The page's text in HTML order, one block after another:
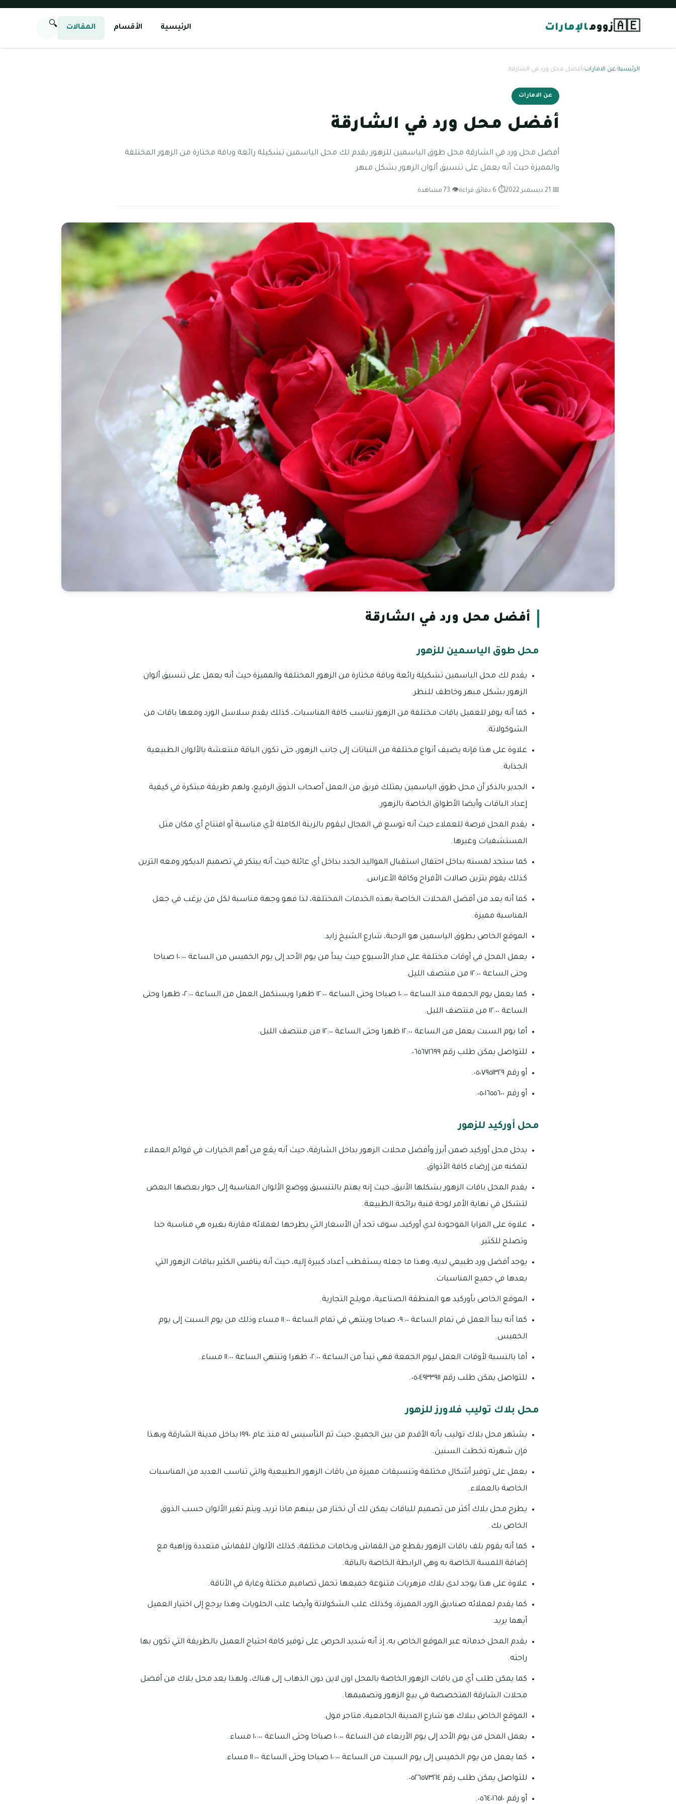
🇦🇪زوومالإمارات الرئيسية الأقسام المقالات 🔍
الرئيسية/عن الامارات/أفضل محل ورد في الشارقة
عن الامارات
أفضل محل ورد في الشارقة
أفضل محل ورد في الشارقة محل طوق الياسمين للزهور يقدم لك محل الياسمين تشكيلة رائعة وباقة مختارة من الزهور المختلفة
والمميزة حيث أنه يعمل على تنسيق ألوان الزهور بشكل مبهر
📅 21 ديسمبر 2022 ⏱ 6 دقائق قراءة 👁 73 مشاهدة
أفضل محل ورد في الشارقة
محل طوق الياسمين للزهور
يقدم لك محل الياسمين تشكيلة رائعة وباقة مختارة من الزهور المختلفة والمميزة حيث أنه يعمل على تنسيق ألوان
الزهور بشكل مبهر وخاطف للنظر.
كما أنه يوفر للعميل باقات مختلفة من الزهور تناسب كافة المناسبات، كذلك يقدم سلاسل الورد ومعها باقات من
الشوكولاتة.
علاوة على هذا فإنه يضيف أنواع مختلفة من النباتات إلى جانب الزهور، حتى تكون الباقة منتعشة بالألوان الطبيعية
الجذابة.
الجدير بالذكر أن محل طوق الياسمين يمتلك فريق من العمل أصحاب الذوق الرفيع، ولهم طريقة مبتكرة في كيفية
إعداد الباقات وأيضا الأطواق الخاصة بالزهور.
يقدم المحل فرصة للعملاء حيث أنه توسع في المجال ليقوم بالزينة الكاملة لأي مناسبة أو افتتاح أي مكان مثل
المستشفيات وغيرها.
كما ستجد لمسته بداخل احتفال استقبال المواليد الجدد بداخل أي عائلة حيث أنه يبتكر في تصميم الديكور ومعه التزين
كذلك يقوم بتزين صالات الأفراح وكافة الأعراس.
كما أنه يعد من أفضل المحلات الخاصة بهذه الخدمات المختلفة، لذا فهو وجهة مناسبة لكل من يرغب في جعل
المناسبة مميزة.
الموقع الخاص بطوق الياسمين هو الرحبة، شارع الشيخ زايد.
يعمل المحل في أوقات مختلفة على مدار الأسبوع حيث يبدأ من يوم الأحد إلى يوم الخميس من الساعة ١٠:٠٠ صباحا
وحتى الساعة ١٢:٠٠ من منتصف الليل.
كما يعمل يوم الجمعة منذ الساعة ١٠:٠٠ صباحا وحتى الساعة ١٢:٠٠ ظهرا ويستكمل العمل من الساعة ٠٢:٠٠ ظهرا وحتى
الساعة ١٢:٠٠ من منتصف الليل.
أما يوم السبت يعمل من الساعة ١٢:٠٠ ظهرا وحتى الساعة ١٢:٠٠ من منتصف الليل.
للتواصل يمكن طلب رقم ٠٦٥٦٧١٦٩٩.
أو رقم ٠٥٠٧٩٥١٣٢٩.
أو رقم ٠٥٠١٦٥٥٦٠٠.
محل أوركيد للزهور
يدخل محل أوركيد ضمن أبرز وأفضل محلات الزهور بداخل الشارقة، حيث أنه يقع من أهم الخيارات في قوائم العملاء
لتمكنه من إرضاء كافة الأذواق.
يقدم المحل باقات الزهور بشكلها الأنيق، حيث إنه يهتم بالتنسيق ووضع الألوان المناسبة إلى جوار بعضها البعض
لتشكل في نهاية الأمر لوحة فنية برائحة الطبيعة.
علاوة على المزايا الموجودة لدي أوركيد، سوف تجد أن الأسعار التي يطرحها لعملائه مقارنة بغيره هي مناسبة جدا
وتصلح للكثير.
يوجد أفضل ورد طبيعي لديه، وهذا ما جعله يستقطب أعداد كبيرة إليه، حيث أنه ينافس الكثير بباقات الزهور التي
يعدها في جميع المناسبات.
الموقع الخاص بأوركيد هو المنطقة الصناعية، مويلح التجارية.
كما أنه يبدأ العمل في تمام الساعة ٠٩:٠٠ صباحا وينتهي في تمام الساعة ١١:٠٠ مساء وذلك من يوم السبت إلى يوم
الخميس.
أما بالنسبة لأوقات العمل ليوم الجمعة فهي تبدأ من الساعة ٠٢:٠٠ ظهرا وتنتهي الساعة ١١:٠٠ مساء.
للتواصل يمكن طلب رقم ٠٥٠٤٩٣٣٩١١.
محل بلاك توليب فلاورز للزهور
يشتهر محل بلاك توليب بأنه الأقدم من بين الجميع، حيث تم التأسيس له منذ عام ١٩٩٠ بداخل مدينة الشارقة وبهذا
فإن شهرته تخطت السنين.
يعمل على توفير أشكال مختلفة وتنسيقات مميزة من باقات الزهور الطبيعية والتي تناسب العديد من المناسبات
الخاصة بالعملاء.
يطرح محل بلاك أكثر من تصميم للباقات يمكن لك أن تختار من بينهم ماذا تريد، ويتم تغير الألوان حسب الذوق
الخاص بك.
كما أنه يقوم بلف باقات الزهور بقطع من القماش وبخامات مختلفة، كذلك الألوان للقماش متعددة وزاهية مع
إضافة اللمسة الخاصة به وهي الرابطة الخاصة بالباقة.
علاوة على هذا يوجد لدى بلاك مزهريات متنوعة جميعها تحمل تصاميم مختلة وغاية في الأناقة.
كما يقدم لعملائه صناديق الورد المميزة، وكذلك علب الشكولاتة وأيضا علب الحلويات وهذا يرجع إلى اختيار العميل
أيهما يريد.
يقدم المحل خدماته عبر الموقع الخاص به، إذ أنه شديد الحرص على توفير كافة احتياج العميل بالطريقة التي تكون بها
راحته.
كما يمكن طلب أي من باقات الزهور الخاصة بالمحل اون لاين دون الذهاب إلى هناك، ولهذا يعد محل بلاك من أفضل
محلات الشارقة المتخصصة في بيع الزهور وتصميمها.
الموقع الخاص ببلاك هو شارع المدينة الجامعية، متاجر مول.
يعمل المحل من يوم الأحد إلى يوم الأربعاء من الساعة ١٠:٠٠ صباحا وحتى الساعة ١٠:٠٠ مساء.
كما يعمل من يوم الخميس إلى يوم السبت من الساعة ١٠:٠٠ صباحا وحتى الساعة ١١:٠٠ مساء.
للتواصل يمكن طلب رقم ٠٥٢٦٥٧٣٢١٤.
أو رقم ٠٥٦٤٠١٦٥١٠.